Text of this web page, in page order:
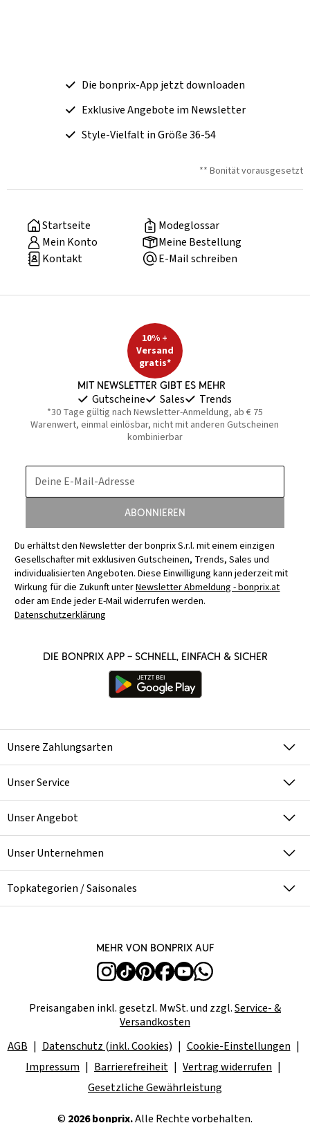
Die bonprix-App jetzt downloaden
Exklusive Angebote im Newsletter
Style-Vielfalt in Größe 36-54
** Bonität vorausgesetzt
Startseite
Modeglossar
Mein Konto
Meine Bestellung
Kontakt
E-Mail schreiben
10% +
Versand
gratis*
Mit Newsletter gibt es mehr
Gutscheine Sales Trends
*30 Tage gültig nach Newsletter-Anmeldung, ab € 75
Warenwert, einmal einlösbar, nicht mit anderen Gutscheinen
kombinierbar
Deine E-Mail-Adresse
Abonnieren
Du erhältst den Newsletter der bonprix S.r.l. mit einem einzigen
Gesellschafter mit exklusiven Gutscheinen, Trends, Sales und
individualisierten Angeboten. Diese Einwilligung kann jederzeit mit
Wirkung für die Zukunft unterNewsletter Abmeldung - bonprix.at
oder am Ende jeder E-Mail widerrufen werden.
Datenschutzerklärung
Die bonprix App – schnell, einfach & sicher
Unsere Zahlungsarten
Unser Service
Unser Angebot
Unser Unternehmen
Topkategorien / Saisonales
Mehr von bonprix auf
Preisangaben inkl. gesetzl. MwSt. und zzgl.Service- &
Versandkosten
AGB
Datenschutz (inkl. Cookies)
Cookie-Einstellungen
Impressum
Barrierefreiheit
Vertrag widerrufen
Gesetzliche Gewährleistung
© 2026 bonprix.Alle Rechte vorbehalten.